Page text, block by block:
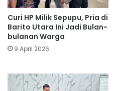
Curi HP Milik Sepupu, Pria di
Barito Utara Ini Jadi Bulan-
bulanan Warga
9 April 2026